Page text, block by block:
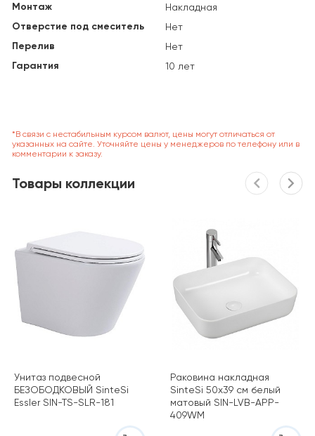
Монтаж Накладная
Отверстие под смеситель Нет
Перелив Нет
Гарантия 10 лет
*В связи с нестабильным курсом валют, цены могут отличаться от
указанных на сайте. Уточняйте цены у менеджеров по телефону или в
комментарии к заказу.
Товары коллекции
Унитаз подвесной
БЕЗОБОДКОВЫЙ SinteSi
Essler SIN-TS-SLR-181
Раковина накладная
SinteSi 50х39 см белый
матовый SIN-LVB-APP-
409WM